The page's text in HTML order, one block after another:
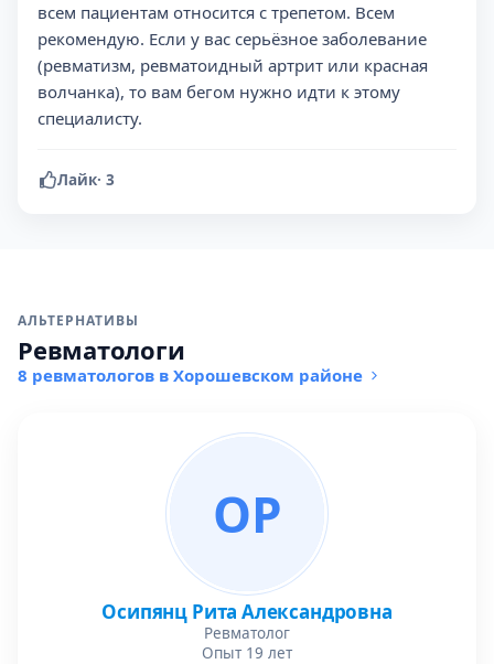
всем пациентам относится с трепетом. Всем
рекомендую. Если у вас серьёзное заболевание
(ревматизм, ревматоидный артрит или красная
волчанка), то вам бегом нужно идти к этому
специалисту.
Лайк· 3
АЛЬТЕРНАТИВЫ
Ревматологи
8 ревматологов в Хорошевском районе
ОР
Осипянц Рита Александровна
Ревматолог
Опыт 19 лет